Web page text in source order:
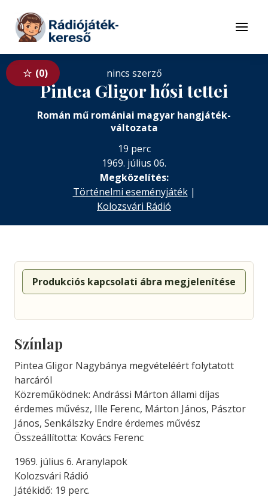
Tovább a tartalomhoz
Menü
0 nincs szerző
Pintea Gligor hősi tettei
Román mű romániai magyar hangjáték-
változata
19 perc
1969. július 06.
Megközelítés:
Történelmi eseményjáték|
Kolozsvári Rádió
Produkciós kapcsolati ábra megjelenítése
Színlap
Pintea Gligor Nagybánya megvételéért folytatott
harcáról
Közreműködnek: Andrássi Márton állami díjas
érdemes művész, Ille Ferenc, Márton János, Pásztor
János, Senkálszky Endre érdemes művész
Összeállította: Kovács Ferenc
1969. július 6. Aranylapok
Kolozsvári Rádió
Játékidő: 19 perc.